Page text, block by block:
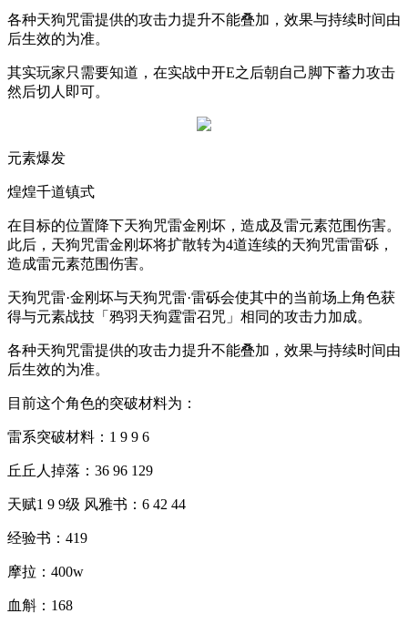
各种天狗咒雷提供的攻击力提升不能叠加，效果与持续时间由
后生效的为准。
其实玩家只需要知道，在实战中开E之后朝自己脚下蓄力攻击
然后切人即可。
元素爆发
煌煌千道镇式
在目标的位置降下天狗咒雷金刚坏，造成及雷元素范围伤害。
此后，天狗咒雷金刚坏将扩散转为4道连续的天狗咒雷雷砾，
造成雷元素范围伤害。
天狗咒雷·金刚坏与天狗咒雷·雷砾会使其中的当前场上角色获
得与元素战技「鸦羽天狗霆雷召咒」相同的攻击力加成。
各种天狗咒雷提供的攻击力提升不能叠加，效果与持续时间由
后生效的为准。
目前这个角色的突破材料为：
雷系突破材料： 1 9 9 6
丘丘人掉落： 36 96 129
天赋1 9 9级 风雅书： 6 42 44
经验书： 419
摩拉： 400w
血斛： 168